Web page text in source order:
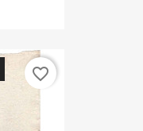
favorite_border